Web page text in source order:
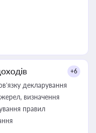
+6
декларування
визначення
правил